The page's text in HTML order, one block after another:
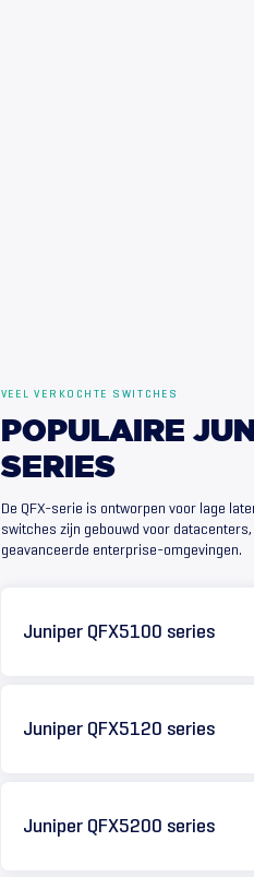
VEEL VERKOCHTE SWITCHES
POPULAIRE
SERIES
De QFX-serie is ontworpen voor lage
switches zijn gebouwd voor
geavanceerde enterprise-omgevingen.
Juniper QFX5100 series
Juniper QFX5120 series
Juniper QFX5200 series